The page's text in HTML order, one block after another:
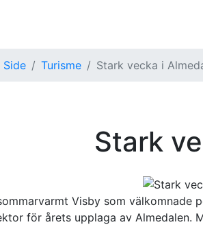
Side Turisme Stark vecka i
Stark
Visby som välkomnade
för årets upplaga av Almedalen.